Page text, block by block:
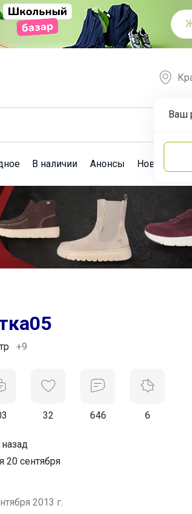
Ваш
В наличии Анонсы Новости
+9
32 646 6
назад
сентября
2013 г.